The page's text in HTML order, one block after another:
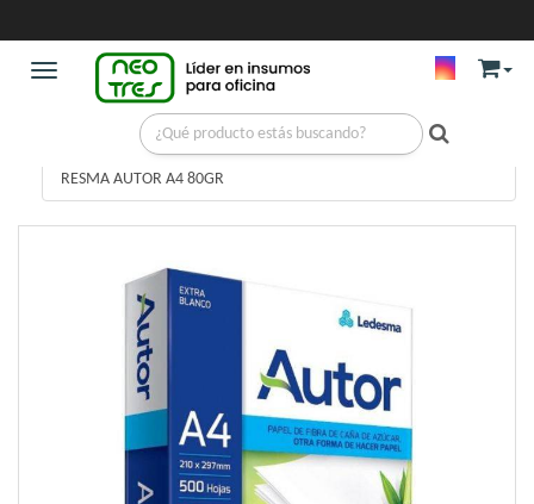
Toggle navigation
RESMAS Y PAPELERIA/RESMAS BLANCAS /
RESMA AUTOR A4 80GR